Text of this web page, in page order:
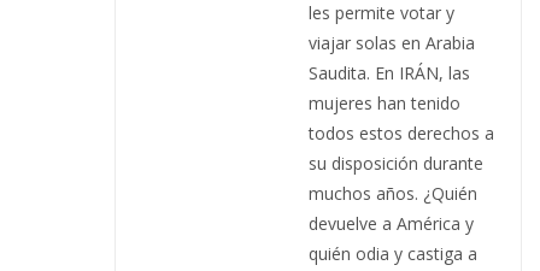
les permite votar y
viajar solas en Arabia
Saudita. En IRÁN, las
mujeres han tenido
todos estos derechos a
su disposición durante
muchos años. ¿Quién
devuelve a América y
quién odia y castiga a